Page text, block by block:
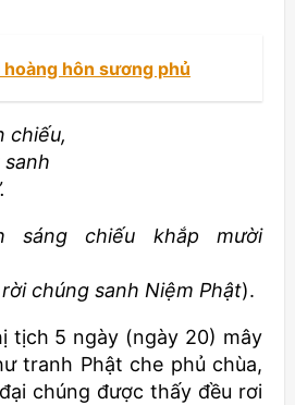
hôn sương phủ
chiếu,
sáng chiếu khắp mười
chúng sanh Niệm Phật).
tịch 5 ngày (ngày 20) mây
tranh Phật che phủ chùa,
chúng được thấy đều rơi